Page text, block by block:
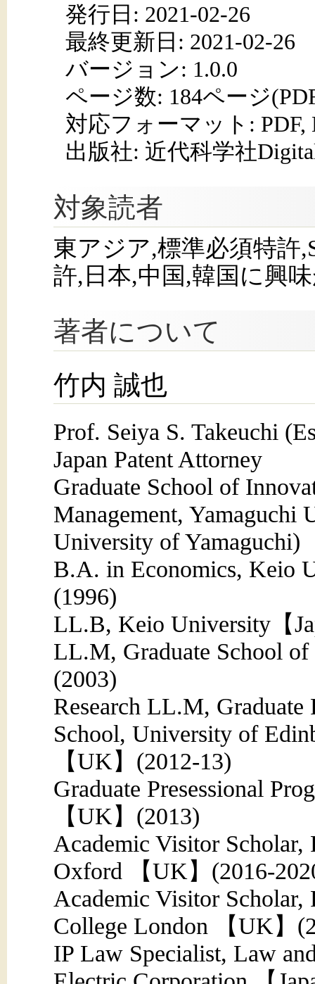
発行日: 2021-02-26
最終更新日: 2021-02-26
バージョン: 1.0.0
ページ数: 184ページ
対応フォーマット: PDF,
出版社: 近代科学社
対象読者
東アジア,標準必須特許
許,日本,中国,韓国に興
著者について
竹内 誠也
Prof. Seiya S. Takeuchi
Japan Patent Attorney
Graduate School of
Management, Yamaguchi
University of Yamaguchi)
B.A. in Economics, Keio
(1996)
LL.B, Keio University【
LL.M, Graduate School
(2003)
Research LL.M, Graduate
School, University of
【UK】(2012-13)
Graduate Presessional
【UK】(2013)
Academic Visitor
Oxford 【UK】(2016-
Academic Visitor
College London 【UK】
IP Law Specialist, Law